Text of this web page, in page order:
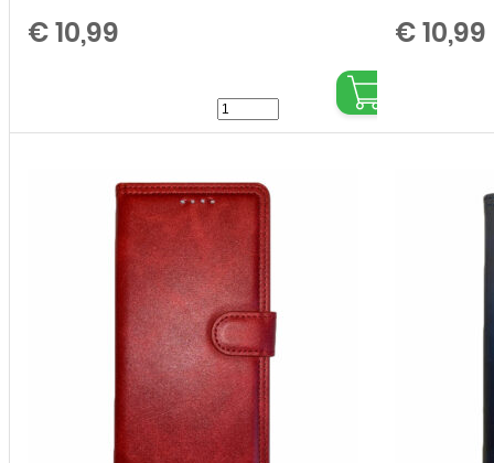
€10,99
Bookcase
cover
Apple
iPhone
16
Pro
Max
-
Cognac
aantal
€10,99